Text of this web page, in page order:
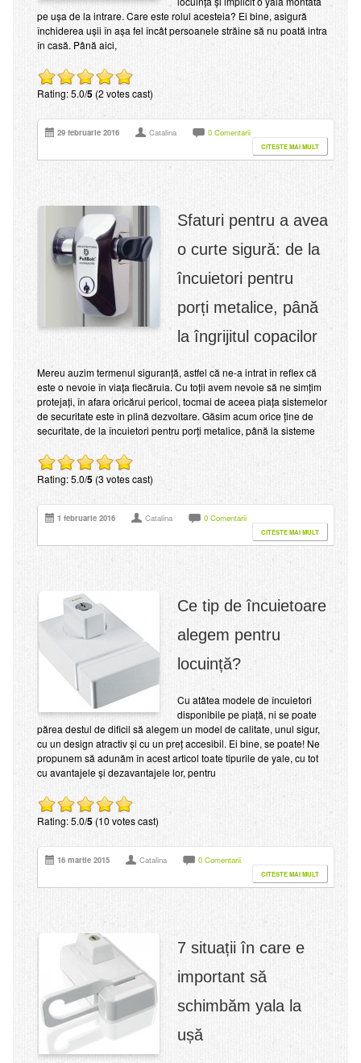
pe ușa de la intrare. Care este rolul acesteia? Ei bine, asigură
închiderea ușii în așa fel încât persoanele străine să nu poată intra
în casă. Până aici,
Rating: 5.0/5(2 votes cast)
29 februarie 2016 Catalina 0 Comentarii
CITESTE MAI MULT
Sfaturi pentru a avea
o curte sigură: de la
încuietori pentru
porți metalice, până
la îngrijitul copacilor
Mereu auzim termenul siguranță, astfel că ne-a intrat în reflex că
este o nevoie în viața fiecăruia. Cu toții avem nevoie să ne simțim
protejați, în afara oricărui pericol, tocmai de aceea piața sistemelor
de securitate este în plină dezvoltare. Găsim acum orice ține de
securitate, de la încuietori pentru porți metalice, până la sisteme
Rating: 5.0/5(3 votes cast)
1 februarie 2016 Catalina 0 Comentarii
CITESTE MAI MULT
Ce tip de încuietoare
alegem pentru
locuință?
Cu atâtea modele de încuietori
disponibile pe piață, ni se poate
părea destul de dificil să alegem un model de calitate, unul sigur,
cu un design atractiv și cu un preț accesibil. Ei bine, se poate! Ne
propunem să adunăm în acest articol toate tipurile de yale, cu tot
cu avantajele și dezavantajele lor, pentru
Rating: 5.0/5(10 votes cast)
16 martie 2015 Catalina 0 Comentarii
CITESTE MAI MULT
7 situații în care e
important să
schimbăm yala la
ușă